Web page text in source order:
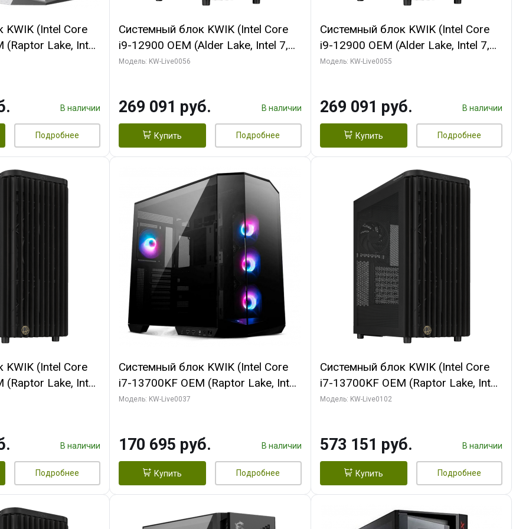
KWIK (Intel Core
(Raptor Lake, Intel
32 ГБ ОЗУ (2
В наличии
Подробнее
Системный блок KWIK (Intel Core
i9-12900 OEM (Alder Lake, Intel 7,
C16 8EC/8PC/T2/ 64 ГБ ОЗУ (2
ТБ SSD)
Модель: KW-Live0056
269 091 руб. В наличии
Купить Подробнее
Системный блок KWIK (Intel Core
i9-12900 OEM (Alder Lake, Intel 7,
C16 8EC/8PC/T2/ 64 ГБ ОЗУ (2
HDMI/ 1 ТБ SSD)
Модель: KW-Live0055
269 091 руб. В наличии
Купить Подробнее
KWIK (Intel Core
(Raptor Lake, Intel
64 ГБ ОЗУ (2
В наличии
Подробнее
Системный блок KWIK (Intel Core
i7-13700KF OEM (Raptor Lake, Intel
7, C16 8EC/8PC/ 32 ГБ ОЗУ (2
HDMI/ 1 ТБ SSD)
Модель: KW-Live0037
170 695 руб. В наличии
Купить Подробнее
Системный блок KWIK (Intel Core
i7-13700KF OEM (Raptor Lake, Intel
7, C16 8EC/8PC/ 32 ГБ ОЗУ (2
Turbo/ 960 ГБ SSD)
Модель: KW-Live0102
573 151 руб. В наличии
Купить Подробнее